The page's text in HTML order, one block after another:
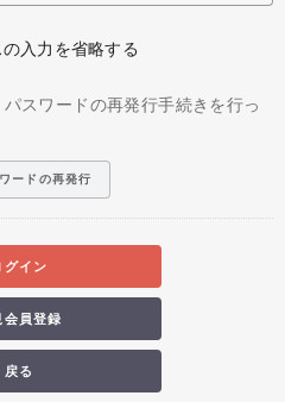
入力を省略する
スワードの再発行手続きを行っ
ードの再発行
グイン
会員登録
戻る